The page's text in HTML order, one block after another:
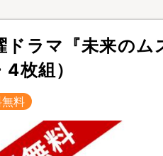
ドラマ『未来の
4枚組）
料